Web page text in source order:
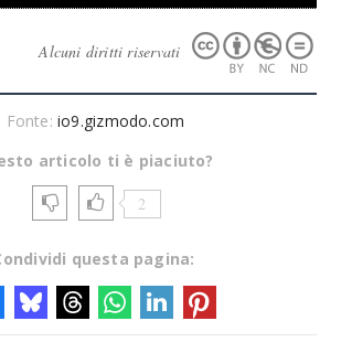
Alcuni diritti riservati
Fonte:io9.gizmodo.com
articolo ti è piaciuto?
2
questa pagina: